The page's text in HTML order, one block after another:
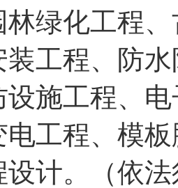
林绿化工程
装工程、防
设施工程、
电工程、模
设计。（依